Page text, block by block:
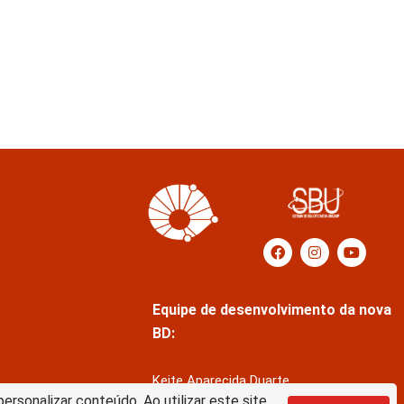
Equipe de desenvolvimento da nova
BD:
Keite Aparecida Duarte